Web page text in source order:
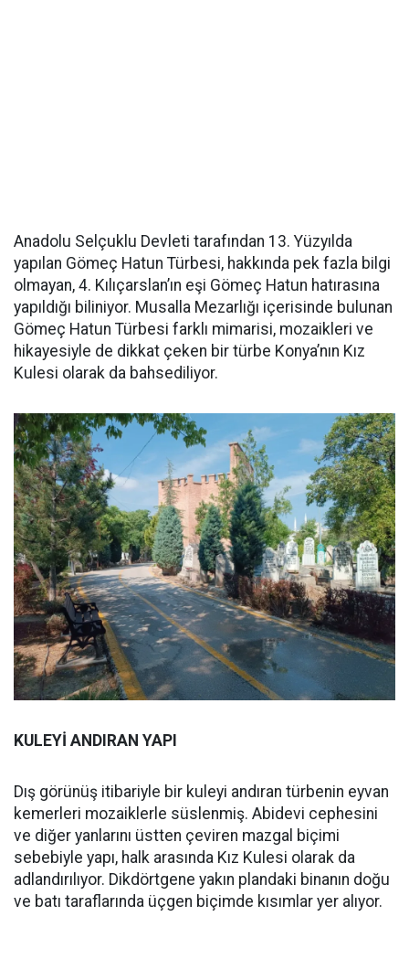
Anadolu Selçuklu Devleti tarafından 13. Yüzyılda
yapılan Gömeç Hatun Türbesi, hakkında pek fazla bilgi
olmayan, 4. Kılıçarslan’ın eşi Gömeç Hatun hatırasına
yapıldığı biliniyor. Musalla Mezarlığı içerisinde bulunan
Gömeç Hatun Türbesi farklı mimarisi, mozaikleri ve
hikayesiyle de dikkat çeken bir türbe Konya’nın Kız
Kulesi olarak da bahsediliyor.
KULEYİ ANDIRAN YAPI
Dış görünüş itibariyle bir kuleyi andıran türbenin eyvan
kemerleri mozaiklerle süslenmiş. Abidevi cephesini
ve diğer yanlarını üstten çeviren mazgal biçimi
sebebiyle yapı, halk arasında Kız Kulesi olarak da
adlandırılıyor. Dikdörtgene yakın plandaki binanın doğu
ve batı taraflarında üçgen biçimde kısımlar yer alıyor.